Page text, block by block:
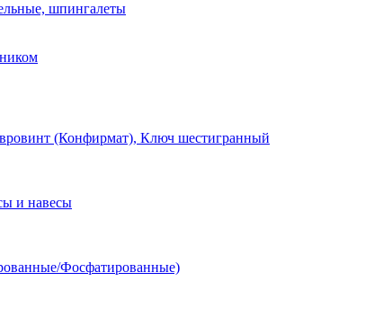
шпингалеты
(Конфирмат), Ключ шестигранный
и навесы
Фосфатированные)